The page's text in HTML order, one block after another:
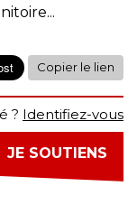
Copier le lien
? Identifiez-vous
JE SOUTIENS